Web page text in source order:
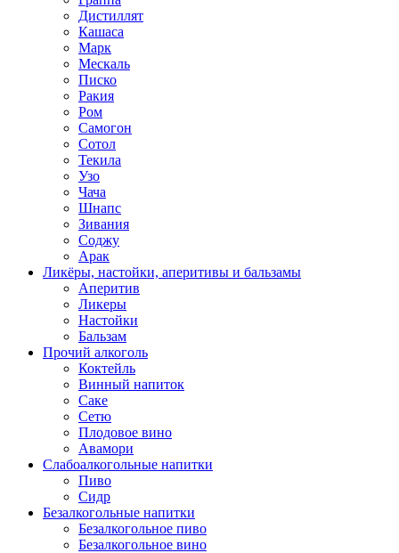
Дистиллят
Кашаса
Марк
Мескаль
Писко
Ракия
Ром
Самогон
Сотол
Текила
Узо
Чача
Шнапс
Зивания
Соджу
Арак
Ликёры, настойки, аперитивы и бальзамы
Аперитив
Ликеры
Настойки
Бальзам
Прочий алкоголь
Коктейль
Винный напиток
Саке
Сетю
Плодовое вино
Авамори
Слабоалкогольные напитки
Пиво
Сидр
Безалкогольные напитки
Безалкогольное пиво
Безалкогольное вино